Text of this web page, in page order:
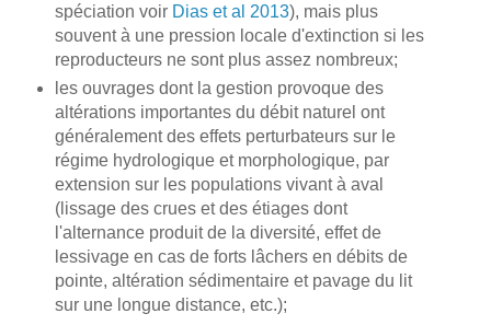
spéciation voir Dias et al 2013), mais plus
souvent à une pression locale d'extinction si les
reproducteurs ne sont plus assez nombreux;
les ouvrages dont la gestion provoque des
altérations importantes du débit naturel ont
généralement des effets perturbateurs sur le
régime hydrologique et morphologique, par
extension sur les populations vivant à aval
(lissage des crues et des étiages dont
l'alternance produit de la diversité, effet de
lessivage en cas de forts lâchers en débits de
pointe, altération sédimentaire et pavage du lit
sur une longue distance, etc.);